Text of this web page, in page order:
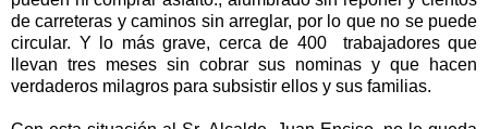
de carreteras y caminos sin arreglar, por lo que no se puede
circular. Y lo más grave, cerca de 400 trabajadores que
llevan tres meses sin cobrar sus nominas y que hacen
verdaderos milagros para subsistir ellos y sus familias.